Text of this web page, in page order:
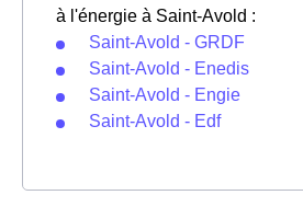
à l'énergie à Saint-Avold :
Saint-Avold - GRDF
Saint-Avold - Enedis
Saint-Avold - Engie
Saint-Avold - Edf